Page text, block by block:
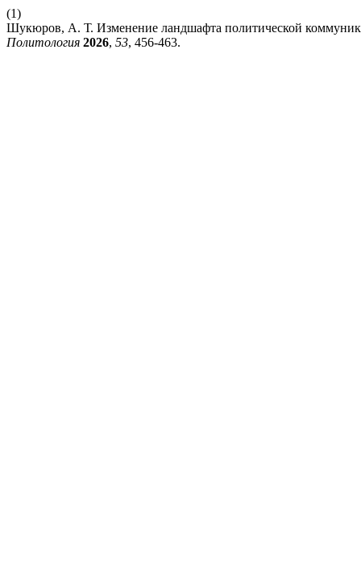
(1)
Шукюров, А. Т. Изменение ландшафта политической
Политология 2026, 53, 456-463.